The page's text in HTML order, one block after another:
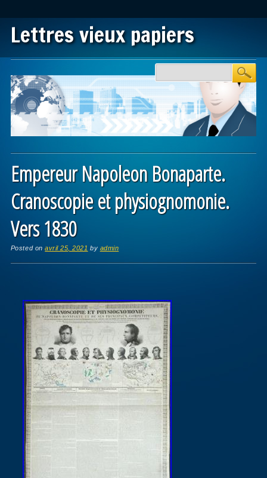
Lettres vieux papiers
Main menu
Empereur Napoleon Bonaparte.
Cranoscopie et physiognomonie.
Vers 1830
Posted onavril 25, 2021 by admin